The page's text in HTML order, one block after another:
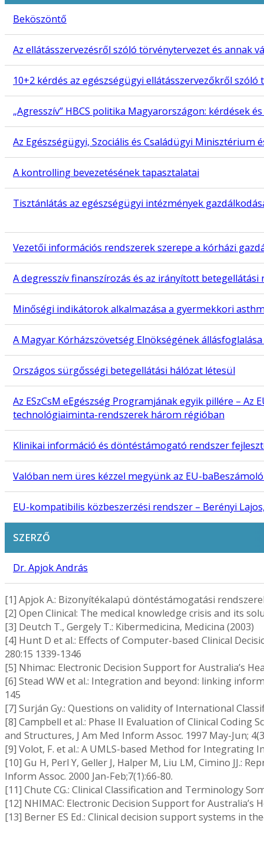
Beköszöntő
Az ellátásszervezésről szóló törvénytervezet és annak
10+2 kérdés az egészségügyi ellátásszervezőkről szóló
„Agresszív” HBCS politika Magyarországon: kérdések
Az Egészségügyi, Szociális és Családügyi
A kontrolling bevezetésének tapasztalatai
Tisztánlátás az egészségügyi intézmények
Vezetői információs rendszerek szerepe a kórházi
A degresszív finanszírozás és az irányított
Minőségi indikátorok alkalmazása a gyermekkori
A Magyar Kórházszövetség Elnökségének
Országos sürgősségi betegellátási hálózat létesül
Az ESzCsM eEgészség Programjának egyik pillére –
technológiaiminta-rendszerek három régióban
Klinikai információ és döntéstámogató rendszer
Valóban nem üres kézzel megyünk az EU-
EU-kompatibilis közbeszerzési rendszer – Berényi
SZERZŐ
Dr. Apjok András
[1] Apjok A.: Bizonyítékalapú döntéstámogatási
[2] Open Clinical: The medical knowledge crisis and its
[3] Deutch T., Gergely T.: Kibermedicina, Medicina (2003)
[4] Hunt D et al.: Effects of Computer-based Clinical
280:15 1339-1346
[5] Nhimac: Electronic Decision Support for Australia’s
[6] Stead WW et al.: Integration and beyond: linking
145
[7] Surján Gy.: Questions on validity of International
[8] Campbell et al.: Phase II Evaluation of Clinical Coding
and Structures, J Am Med Inform Assoc. 1997 May-Jun;
[9] Volot, F. et al.: A UMLS-based Method for Integrating
[10] Gu H, Perl Y, Geller J, Halper M, Liu LM, Cimino JJ.:
Inform Assoc. 2000 Jan-Feb;7(1):66-80.
[11] Chute CG.: Clinical Classification and Terminology
[12] NHIMAC: Electronic Decision Support for Australia’s
[13] Berner ES Ed.: Clinical decision support systems in